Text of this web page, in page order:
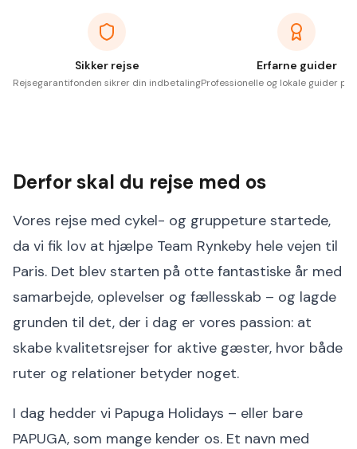
Sikker rejse
Rejsegarantifonden sikrer din indbetaling
Erfarne guider
Professionelle og lokale guider på
Derfor skal du rejse med os
Vores rejse med cykel- og gruppeture startede,
da vi fik lov at hjælpe Team Rynkeby hele vejen til
Paris. Det blev starten på otte fantastiske år med
samarbejde, oplevelser og fællesskab – og lagde
grunden til det, der i dag er vores passion: at
skabe kvalitetsrejser for aktive gæster, hvor både
ruter og relationer betyder noget.
I dag hedder vi Papuga Holidays – eller bare
PAPUGA, som mange kender os. Et navn med